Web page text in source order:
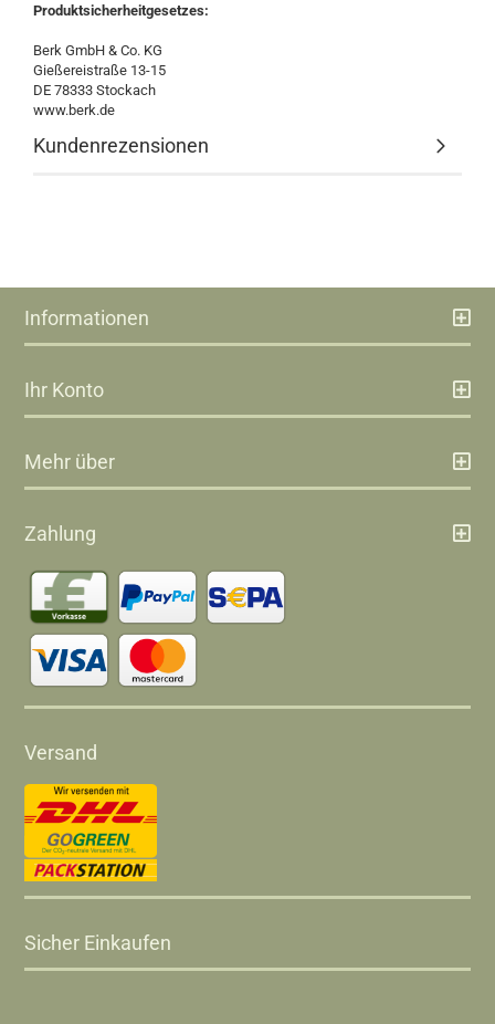
Produktsicherheitgesetzes:
Berk GmbH & Co. KG
Gießereistraße 13-15
DE 78333 Stockach
www.berk.de
Kundenrezensionen
Informationen
Ihr Konto
Mehr über
Zahlung
Versand
Sicher Einkaufen